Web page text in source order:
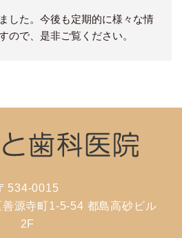
した。今後も定期的に様々な情
ので、是非ご覧ください。
534-0015
源寺町1-5-54 都島高砂ビル
2F